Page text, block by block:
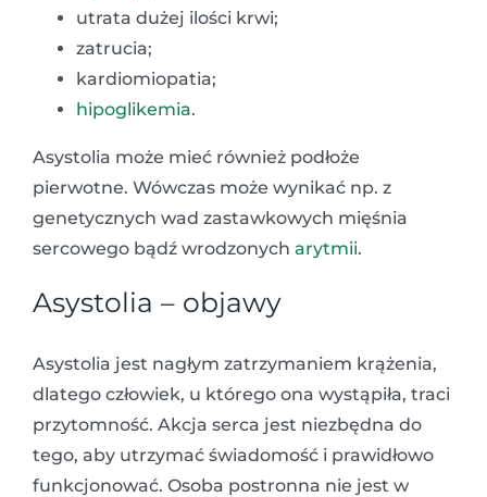
utrata dużej ilości krwi;
zatrucia;
kardiomiopatia;
hipoglikemia.
Asystolia może mieć również podłoże
pierwotne. Wówczas może wynikać np. z
genetycznych wad zastawkowych mięśnia
sercowego bądź wrodzonych arytmii.
Asystolia – objawy
Asystolia jest nagłym zatrzymaniem krążenia,
dlatego człowiek, u którego ona wystąpiła, traci
przytomność. Akcja serca jest niezbędna do
tego, aby utrzymać świadomość i prawidłowo
funkcjonować. Osoba postronna nie jest w